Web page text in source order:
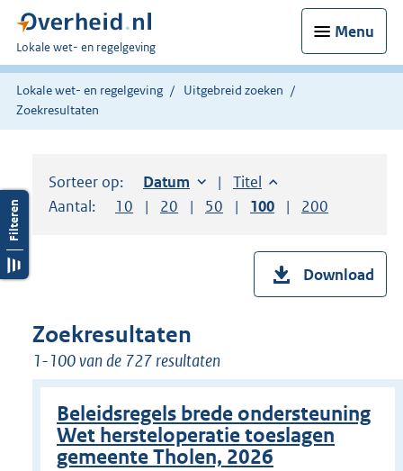
Menu
U
bent
hier:
Lokale wet- en regelgeving
Lokale wet- en regelgeving
Uitgebreid zoeken
Zoekresultaten
Sorteer op: Sorteer op:
Datum oplopendSorteer op:
Titel oplopend
Aantal:
Toon
10 resultaten per pagina
Toon
20 resultaten per pagina
Toon
50 resultaten per pagina
Toon
100 resultaten per
Toon
200
Download
Zoekresultaten
1-100 van de 727 resultaten
Beleidsregels brede ondersteuning
Wet hersteloperatie toeslagen
gemeente Tholen, 2026